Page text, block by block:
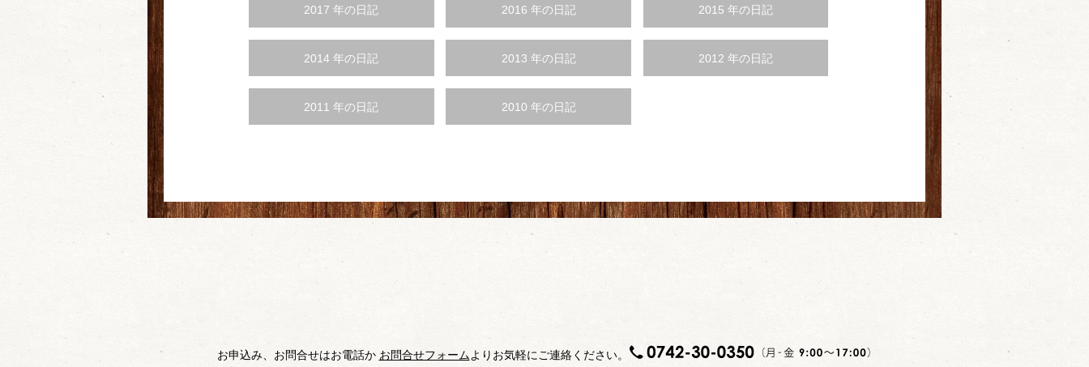
2017 年の日記 2016 年の日記 2015 年の日記
2014 年の日記 2013 年の日記 2012 年の日記
2011 年の日記 2010 年の日記
お申込み、お問合せはお電話か お問合せフォームよりお気軽にご連絡ください。